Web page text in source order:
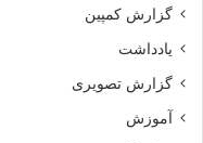
گزارش کمپین
یادداشت
گزارش تصویری
آموزش